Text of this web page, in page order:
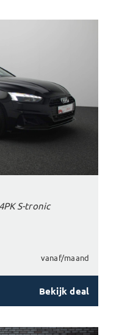
S-tronic
vanaf/maand
Bekijk deal